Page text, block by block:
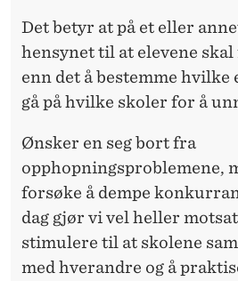
Det betyr at på et eller
hensynet til at elevene
enn det å bestemme hvilke
gå på hvilke skoler for å
Ønsker en seg bort fra
opphopningsproblemene,
forsøke å dempe
dag gjør vi vel heller
stimulere til at skolene
med hverandre og å